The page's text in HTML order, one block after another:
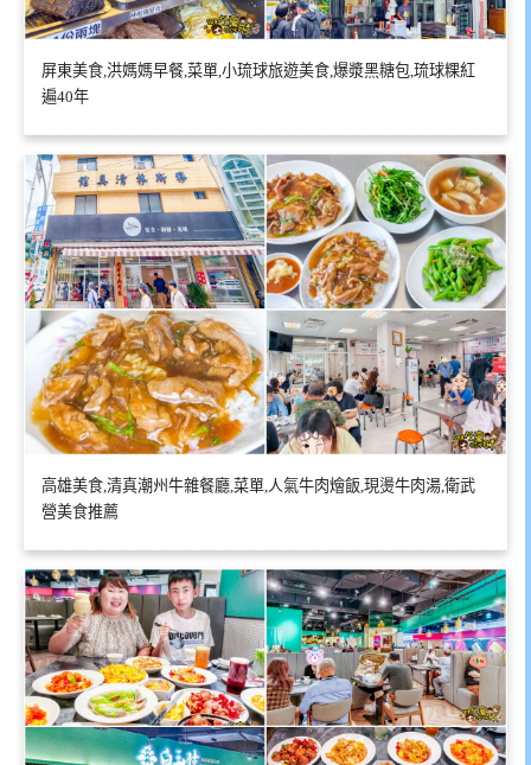
屏東美食,洪媽媽早餐,菜單,小琉球旅遊美食,爆漿黑糖包,琉球粿紅
遍40年
高雄美食,清真潮州牛雜餐廳,菜單,人氣牛肉燴飯,現燙牛肉湯,衛武
營美食推薦